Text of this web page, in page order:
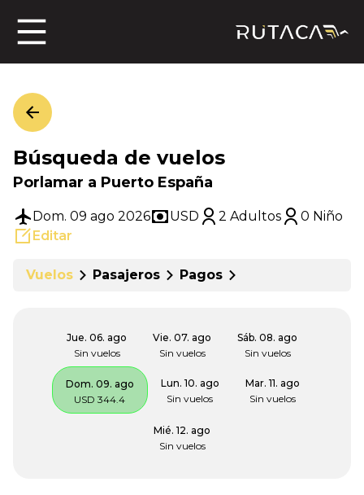
Búsqueda de vuelos
Porlamar a Puerto España
Dom. 09 ago 2026 USD 2 Adultos
0 Niño
Editar
Vuelos Pasajeros Pagos
Jue. 06. ago
Sin vuelos
Vie. 07. ago
Sin vuelos
Sáb. 08. ago
Sin vuelos
Dom. 09. ago
USD 344.4
Lun. 10. ago
Sin vuelos
Mar. 11. ago
Sin vuelos
Mié. 12. ago
Sin vuelos